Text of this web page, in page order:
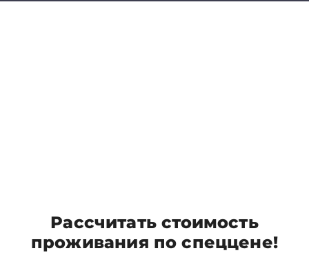
Рассчитать стоимость
проживания по спеццене!